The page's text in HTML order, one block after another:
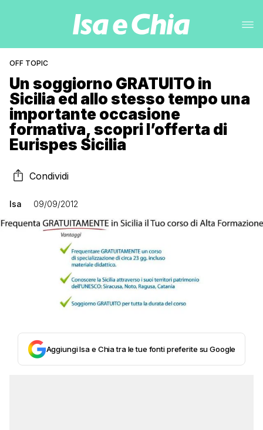
OFF TOPIC
Un soggiorno GRATUITO in
Sicilia ed allo stesso tempo una
importante occasione
formativa, scopri l’offerta di
Eurispes Sicilia
Condividi
Isa 09/09/2012
Aggiungi Isa e Chia tra le tue fonti preferite su Google